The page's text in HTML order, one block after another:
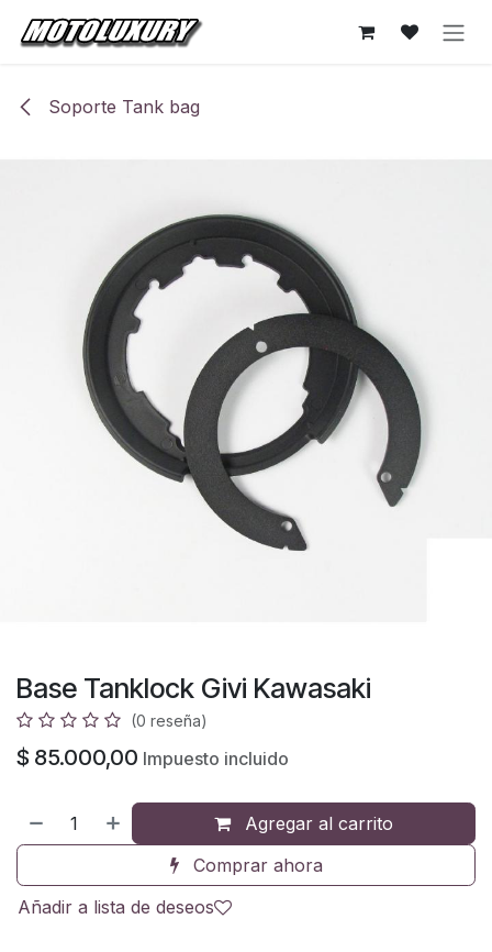
Ir al contenido
Soporte Tank bag
Base Tanklock Givi Kawasaki
(0 reseña)
$ 85.000,00 Impuesto incluido
Agregar al carrito
Comprar ahora
Añadir a lista de deseos